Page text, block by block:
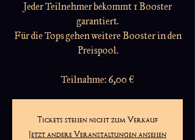
Jeder Teilnehmer bekommt 1 Booster
garantiert.
Für die Tops gehen weitere Booster in den
Preispool.
Teilnahme: 6,00 €
Tickets stehen nicht zum Verkauf
Jetzt andere Veranstaltungen ansehen